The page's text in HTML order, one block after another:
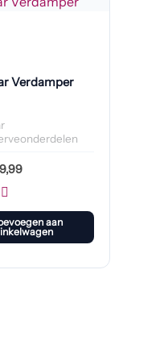
Verdamper
aan